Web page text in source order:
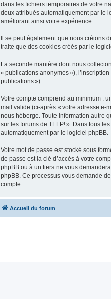
dans les fichiers temporaires de votre
deux attribués automatiquement par le
améliorant ainsi votre expérience.
Il se peut également que nous créions
traite que des cookies créés par le
La seconde manière dont nous
« publications anonymes »),
publications »).
Votre compte comprend au minimum :
mail valide (ci-après « votre adresse e-
nous héberge. Toute information autre
sur les forums de TFFP! ». Dans tous
automatiquement par le logiciel phpBB.
Votre mot de passe est stocké sous
de passe est la clé d’accès à votre
phpBB ou à un tiers ne vous
phpBB. Ce processus vous demande
compte.
Accueil du forum